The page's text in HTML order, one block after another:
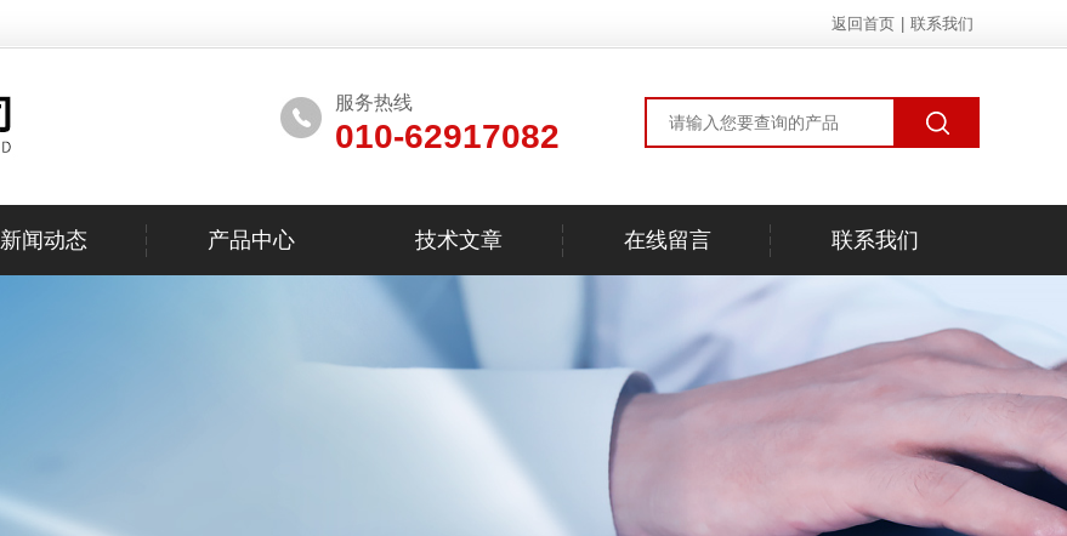
返回首页 联系我们
服务热线
010-62917082
新闻动态 产品中心 技术文章 在线留言 联系我们